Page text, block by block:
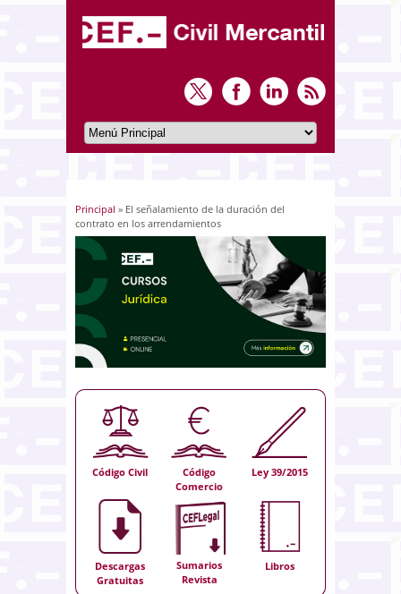
Usted está aquí
Principal » El señalamiento de la duración del
contrato en los arrendamientos
Código Civil
Código
Comercio
Ley 39/2015
Descargas
Gratuitas
Sumarios
Revista
Libros